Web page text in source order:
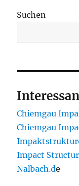
Suchen
Chiemgau
Chiemgau
Impact
Nalbach.de